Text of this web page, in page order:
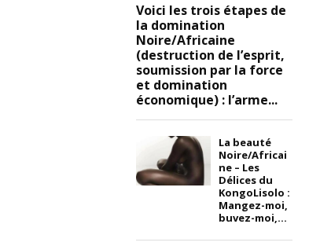
Voici les trois étapes de
la domination
Noire/Africaine
(destruction de l’esprit,
soumission par la force
et domination
économique) : l’arme...
La beauté
Noire/Africai
ne – Les
Délices du
KongoLisolo :
Mangez-moi,
buvez-moi,...